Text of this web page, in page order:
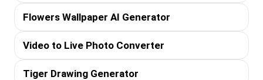
Flowers Wallpaper AI Generator
Video to Live Photo Converter
Tiger Drawing Generator